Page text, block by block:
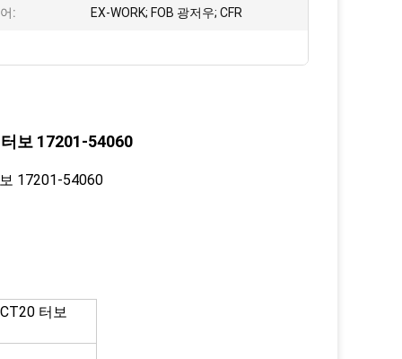
: EX-WORK; FOB 광저우; CFR
보 17201-54060
17201-54060
터보